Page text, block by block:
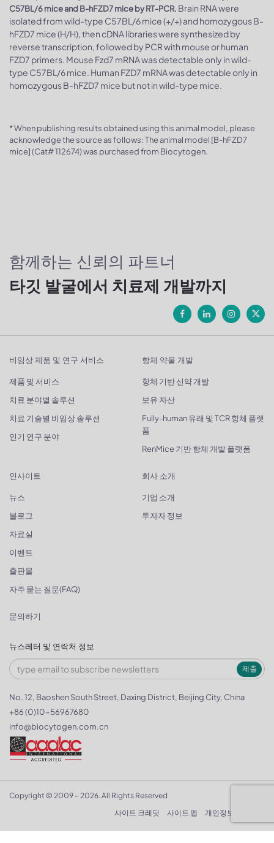
C57BL/6 mice and B-hFZD7 mice by RT-PCR. Brain RNA were
isolated from wild-type C57BL/6 mice (+/+) and homozygous B-
hFZD7 mice (H/H), then cDNA libraries were synthesized by
reverse transcription, followed by PCR with mouse or human
FZD7 primers. Mouse Fzd7 mRNA was detectable only in wild-
type C57BL/6 mice. Human FZD7 mRNA was detectable only in
homozygous B-hFZD7 mice but not in wild-type mice.
* When publishing results obtained using this animal model, please
acknowledge the source as follows: The animal model [B-hFZD7
mice] (Cat# 112674) was purchased from Biocytogen.
함께하는 신뢰의 파트너
타깃 발굴에서 치료제 개발까지
비임상 제품 및 연구 서비스
제품 및 서비스
치료 분야별 솔루션
치료 기술별 비임상 솔루션
인기 연구 분야
항체 약물 개발
항체 기반 신약 개발
보유 자산
Fully-human 유래 및 TCR 항체 플랫
폼
RenMice 기반 항체 개발 플랫폼
인사이트
뉴스
블로그
자료실
이벤트
출판물
자주 묻는 질문(FAQ)
회사 소개
기업 소개
투자자 정보
문의하기
뉴스레터 및 연락처 정보
제출
No. 12, Baoshen South Street, Daxing District, Beijing City, China
+86 (0)10-56967680
info@biocytogen.com.cn
Copyright © 2009 ~ 2026. All Rights Reserved
사이트 크레딧
사이트 맵 개인정보 보호정책